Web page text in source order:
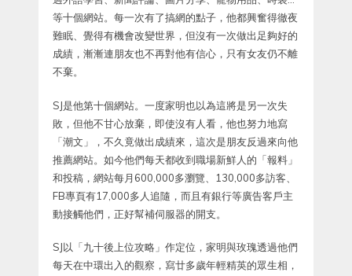
等十個網站。每一次有了搞網的點子，他都興奮得徹夜
難眠、覺得有機會改變世界，但沒有一次做出足夠好的
成績，漸漸連朋友也不再對他有信心，只有女友仍不離
不棄。
SJ是他第十個網站。一度家明也以為這將是另一次失
敗，但他不甘心放棄，即使沒有人看，他也努力地寫
「潮文」，不久竟做出成績來，這次是朋友反過來向他
推薦網站。如今他們每天都收到職場新鮮人的「報料」
和投稿，網站每月600,000多瀏覽、130,000多訪客、
FB專頁有17,000多人追隨，而且有銀行等廣告客戶主
動接觸他們，正好幫補伺服器的開支。
SJ以「九十後上位攻略」作定位，家明與玫瑰透過他們
每天在中環出入的觀察，寫廿多歲年輕精英的眾生相，